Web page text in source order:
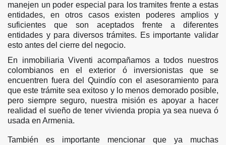
manejen un poder especial para los tramites frente a estas
entidades, en otros casos existen poderes amplios y
suficientes que son aceptados frente a diferentes
entidades y para diversos trámites. Es importante validar
esto antes del cierre del negocio.
En inmobiliaria Viventi acompañamos a todos nuestros
colombianos en el exterior ó inversionistas que se
encuentren fuera del Quindío con el asesoramiento para
que este trámite sea exitoso y lo menos demorado posible,
pero siempre seguro, nuestra misión es apoyar a hacer
realidad el sueño de tener vivienda propia ya sea nueva ó
usada en Armenia.
También es importante mencionar que ya muchas